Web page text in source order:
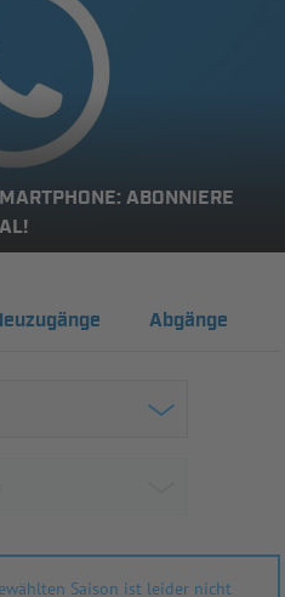
ABONNIERE
Abgänge
Saison ist leider nicht